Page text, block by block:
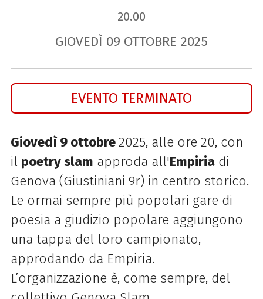
20.00
GIOVEDÌ 09 OTTOBRE 2025
EVENTO TERMINATO
Giovedì 9 ottobre2025, alle ore 20, con
il poetry slam approda all'Empiriadi
Genova (Giustiniani 9r) in centro storico.
Le ormai sempre più popolari gare di
poesia a giudizio popolare aggiungono
una tappa del loro campionato,
approdando da Empiria.
L’organizzazione è, come sempre, del